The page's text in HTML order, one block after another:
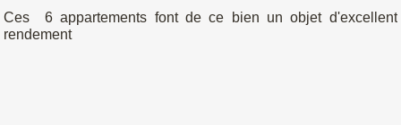
Ces 6 appartements font de ce bien un objet d'excellent
rendement